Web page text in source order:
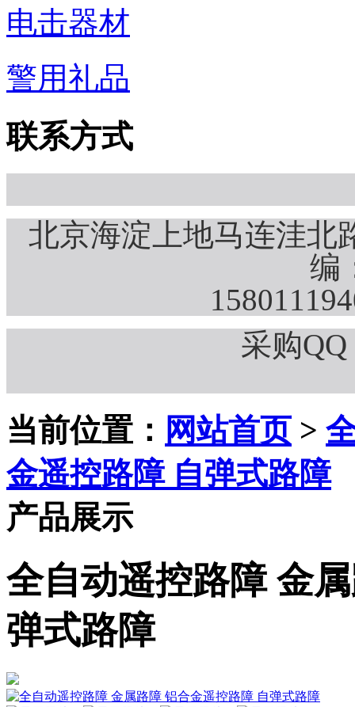
电击器材
警用礼品
联系方式
北京海淀上地马连洼北
编
采购QQ
当前位置： 网站首页>
金遥控路障 自弹式路障
产品展示
全自动遥控路障 金
弹式路障